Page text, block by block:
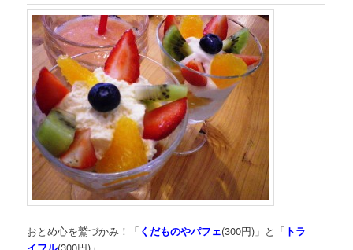
おとめ心を鷲づかみ！「 くだものやパフェ(300円)」と「 トラ